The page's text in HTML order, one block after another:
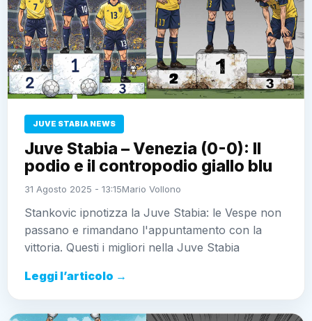
JUVE STABIA NEWS
Juve Stabia – Venezia (0-0): Il
podio e il contropodio giallo blu
31 Agosto 2025 - 13:15Mario Vollono
Stankovic ipnotizza la Juve Stabia: le Vespe non
passano e rimandano l'appuntamento con la
vittoria. Questi i migliori nella Juve Stabia
Leggi l’articolo →